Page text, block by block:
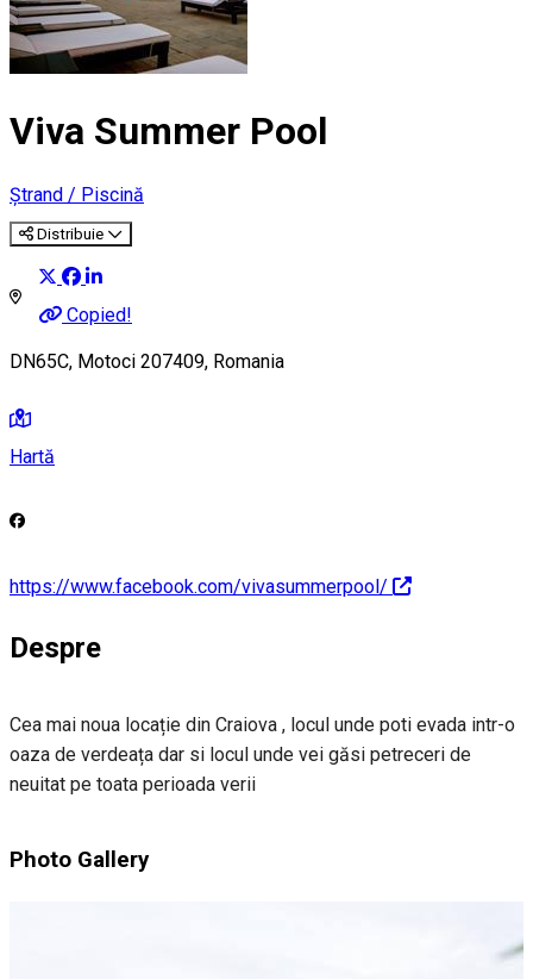
Viva Summer Pool
Ștrand / Piscină
Distribuie
Copied!
DN65C, Motoci 207409, Romania
Hartă
https://www.facebook.com/vivasummerpool/
Despre
Cea mai noua locație din Craiova , locul unde poti evada intr-o
oaza de verdeața dar si locul unde vei găsi petreceri de
neuitat pe toata perioada verii
Photo Gallery